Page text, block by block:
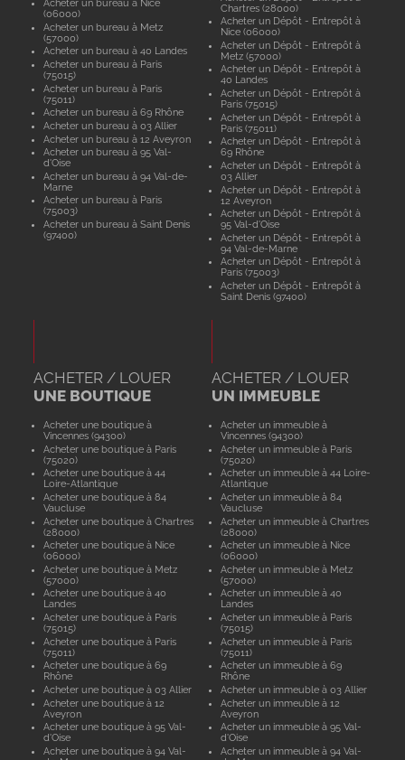
Acheter un bureau à Nice
(06000)
Acheter un bureau à Metz
(57000)
Acheter un bureau à 40 Landes
Acheter un bureau à Paris
(75015)
Acheter un bureau à Paris
(75011)
Acheter un bureau à 69 Rhône
Acheter un bureau à 03 Allier
Acheter un bureau à 12 Aveyron
Acheter un bureau à 95 Val-
d'Oise
Acheter un bureau à 94 Val-de-
Marne
Acheter un bureau à Paris
(75003)
Acheter un bureau à Saint Denis
(97400)
Chartres (28000)
Acheter un Dépôt - Entrepôt à
Nice (06000)
Acheter un Dépôt - Entrepôt à
Metz (57000)
Acheter un Dépôt - Entrepôt à
40 Landes
Acheter un Dépôt - Entrepôt à
Paris (75015)
Acheter un Dépôt - Entrepôt à
Paris (75011)
Acheter un Dépôt - Entrepôt à
69 Rhône
Acheter un Dépôt - Entrepôt à
03 Allier
Acheter un Dépôt - Entrepôt à
12 Aveyron
Acheter un Dépôt - Entrepôt à
95 Val-d'Oise
Acheter un Dépôt - Entrepôt à
94 Val-de-Marne
Acheter un Dépôt - Entrepôt à
Paris (75003)
Acheter un Dépôt - Entrepôt à
Saint Denis (97400)
ACHETER / LOUER
UNE BOUTIQUE
Acheter une boutique à
Vincennes (94300)
Acheter une boutique à Paris
(75020)
Acheter une boutique à 44
Loire-Atlantique
Acheter une boutique à 84
Vaucluse
Acheter une boutique à Chartres
(28000)
Acheter une boutique à Nice
(06000)
Acheter une boutique à Metz
(57000)
Acheter une boutique à 40
Landes
Acheter une boutique à Paris
(75015)
Acheter une boutique à Paris
(75011)
Acheter une boutique à 69
Rhône
Acheter une boutique à 03 Allier
Acheter une boutique à 12
Aveyron
Acheter une boutique à 95 Val-
d'Oise
Acheter une boutique à 94 Val-
ACHETER / LOUER
UN IMMEUBLE
Acheter un immeuble à
Vincennes (94300)
Acheter un immeuble à Paris
(75020)
Acheter un immeuble à 44 Loire-
Atlantique
Acheter un immeuble à 84
Vaucluse
Acheter un immeuble à Chartres
(28000)
Acheter un immeuble à Nice
(06000)
Acheter un immeuble à Metz
(57000)
Acheter un immeuble à 40
Landes
Acheter un immeuble à Paris
(75015)
Acheter un immeuble à Paris
(75011)
Acheter un immeuble à 69
Rhône
Acheter un immeuble à 03 Allier
Acheter un immeuble à 12
Aveyron
Acheter un immeuble à 95 Val-
d'Oise
Acheter un immeuble à 94 Val-